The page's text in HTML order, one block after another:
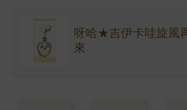
呀哈★吉伊卡哇旋風
來